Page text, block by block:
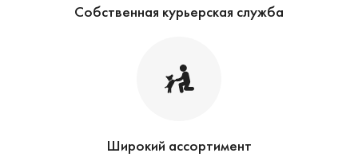
Собственная курьерская служба
Широкий ассортимент